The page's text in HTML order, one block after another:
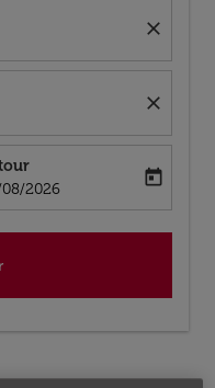
close
close
return-date-aria-label
2026
today